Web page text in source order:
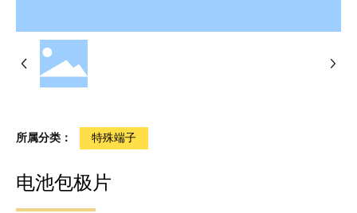
所属分类： 特殊端子
电池包极片